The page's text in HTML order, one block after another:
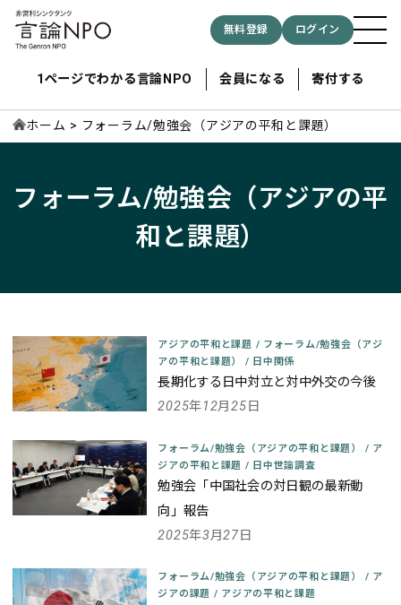
無料登録 ログイン
1ページでわかる言論NPO 会員になる 寄付する
記事検索する
ホーム フォーラム/勉強会（アジアの平和と課題）
フォーラム/勉強会（アジアの平
和と課題）
アジアの平和と課題 / フォーラム/勉強会（アジ
アの平和と課題） / 日中関係
長期化する日中対立と対中外交の今後
2025年12月25日
フォーラム/勉強会（アジアの平和と課題） / ア
ジアの平和と課題 / 日中世論調査
勉強会「中国社会の対日観の最新動
向」報告
2025年3月27日
フォーラム/勉強会（アジアの平和と課題） / ア
ジアの課題 / アジアの平和と課題